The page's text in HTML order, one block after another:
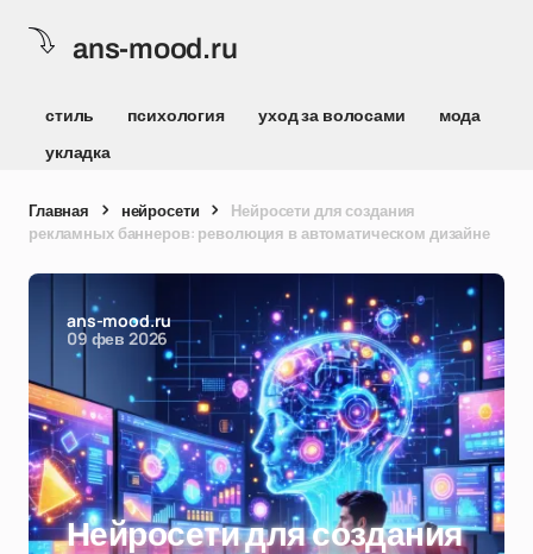
ans-mood.ru
стиль психология уход за волосами
мода
укладка
Главная нейросети
Нейросети для создания
рекламных баннеров: революция в автоматическом дизайне
ans-mood.ru
09 фев 2026
Нейросети для создания